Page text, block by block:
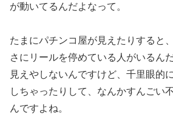
が動いてるんだよなって。
たまにパチンコ屋が見えたりすると
さにリールを停めている人がいるん
見えやしないんですけど、千里眼的
しちゃったりして、なんかすんごい
んですよ ね。